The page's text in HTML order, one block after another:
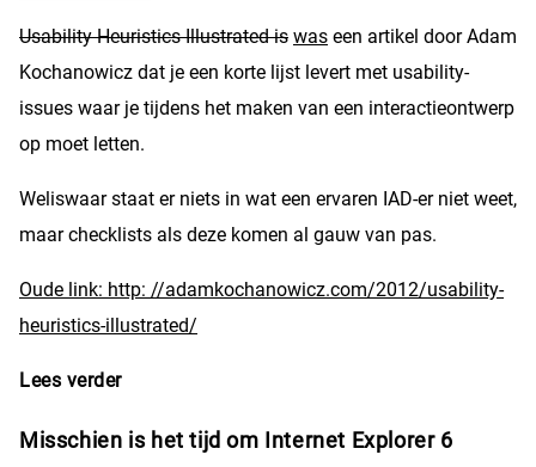
Usability Heuristics Illustrated is was een artikel door Adam
Kochanowicz dat je een korte lijst levert met usability-
issues waar je tijdens het maken van een interactieontwerp
op moet letten.
Weliswaar staat er niets in wat een ervaren IAD-er niet weet,
maar checklists als deze komen al gauw van pas.
Oude link: http: //adamkochanowicz.com/2012/usability-
heuristics-illustrated/
Lees verderover Usabilitychecklist voor webapplicaties
Misschien is het tijd om Internet Explorer 6